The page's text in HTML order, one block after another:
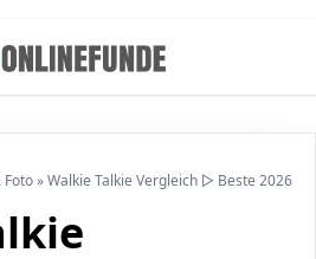
Foto»Walkie Talkie Vergleich ▷ Beste 2026